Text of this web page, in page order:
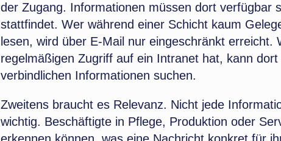
der Zugang. Informationen müssen dort verfügbar
stattfindet. Wer während einer Schicht kaum
lesen, wird über E-Mail nur eingeschränkt erreicht.
regelmäßigen Zugriff auf ein Intranet hat, kann dort
verbindlichen Informationen suchen.
Zweitens braucht es Relevanz. Nicht jede
wichtig. Beschäftigte in Pflege, Produktion oder